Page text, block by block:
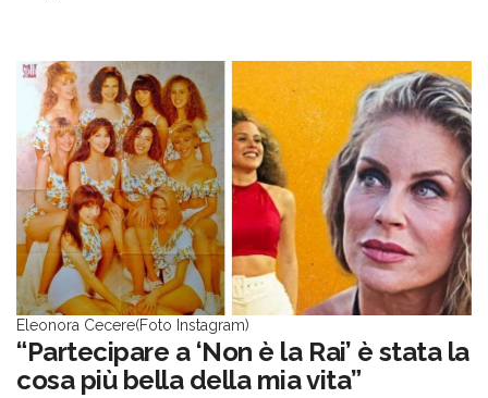
Eleonora Cecere(Foto Instagram)
“Partecipare a ‘Non è la Rai’ è stata la
cosa più bella della mia vita”